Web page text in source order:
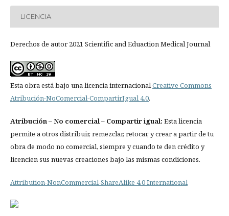
LICENCIA
Derechos de autor 2021 Scientific and Eduaction Medical Journal
Esta obra está bajo una licencia internacionalCreative Commons
Atribución-NoComercial-CompartirIgual 4.0.
Atribución– No comercial – Compartir igual: Esta licencia
permite a otros distribuir, remezclar, retocar, y crear a partir de tu
obra de modo no comercial, siempre y cuando te den crédito y
licencien sus nuevas creaciones bajo las mismas condiciones.
Attribution-NonCommercial-ShareAlike 4.0 International